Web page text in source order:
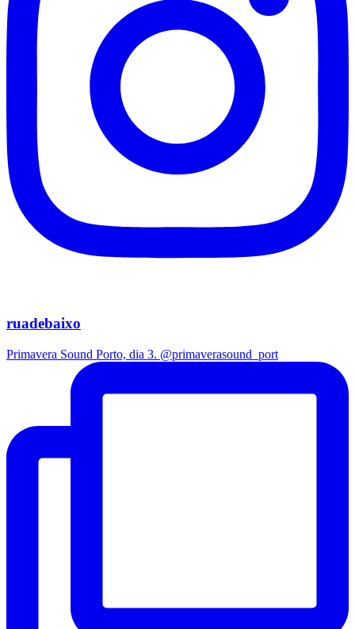
ruadebaixo
Primavera Sound Porto, dia 3. @primaverasound_port